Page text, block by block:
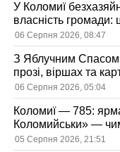
У Коломиї
власність громади:
06 Серпня 2026, 08:47
З Яблучним Спасом
прозі, віршах та
06 Серпня 2026, 05:04
Коломиї — 785:
Коломийськи» —
05 Серпня 2026, 21:51